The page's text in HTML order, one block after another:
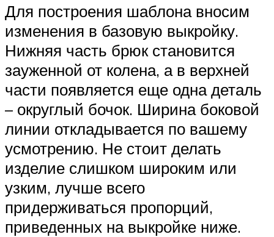
Для построения шаблона вносим
изменения в базовую выкройку.
Нижняя часть брюк становится
зауженной от колена, а в верхней
части появляется еще одна деталь
– округлый бочок. Ширина боковой
линии откладывается по вашему
усмотрению. Не стоит делать
изделие слишком широким или
узким, лучше всего
придерживаться пропорций,
приведенных на выкройке ниже.